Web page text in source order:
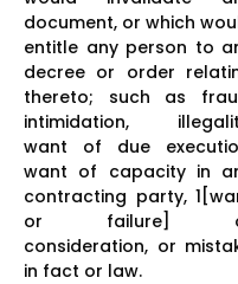
document, or which
entitle any person to
decree or order
thereto; such as
intimidation,
want of due
want of capacity in
contracting party,
or failure]
consideration, or
in fact or law.